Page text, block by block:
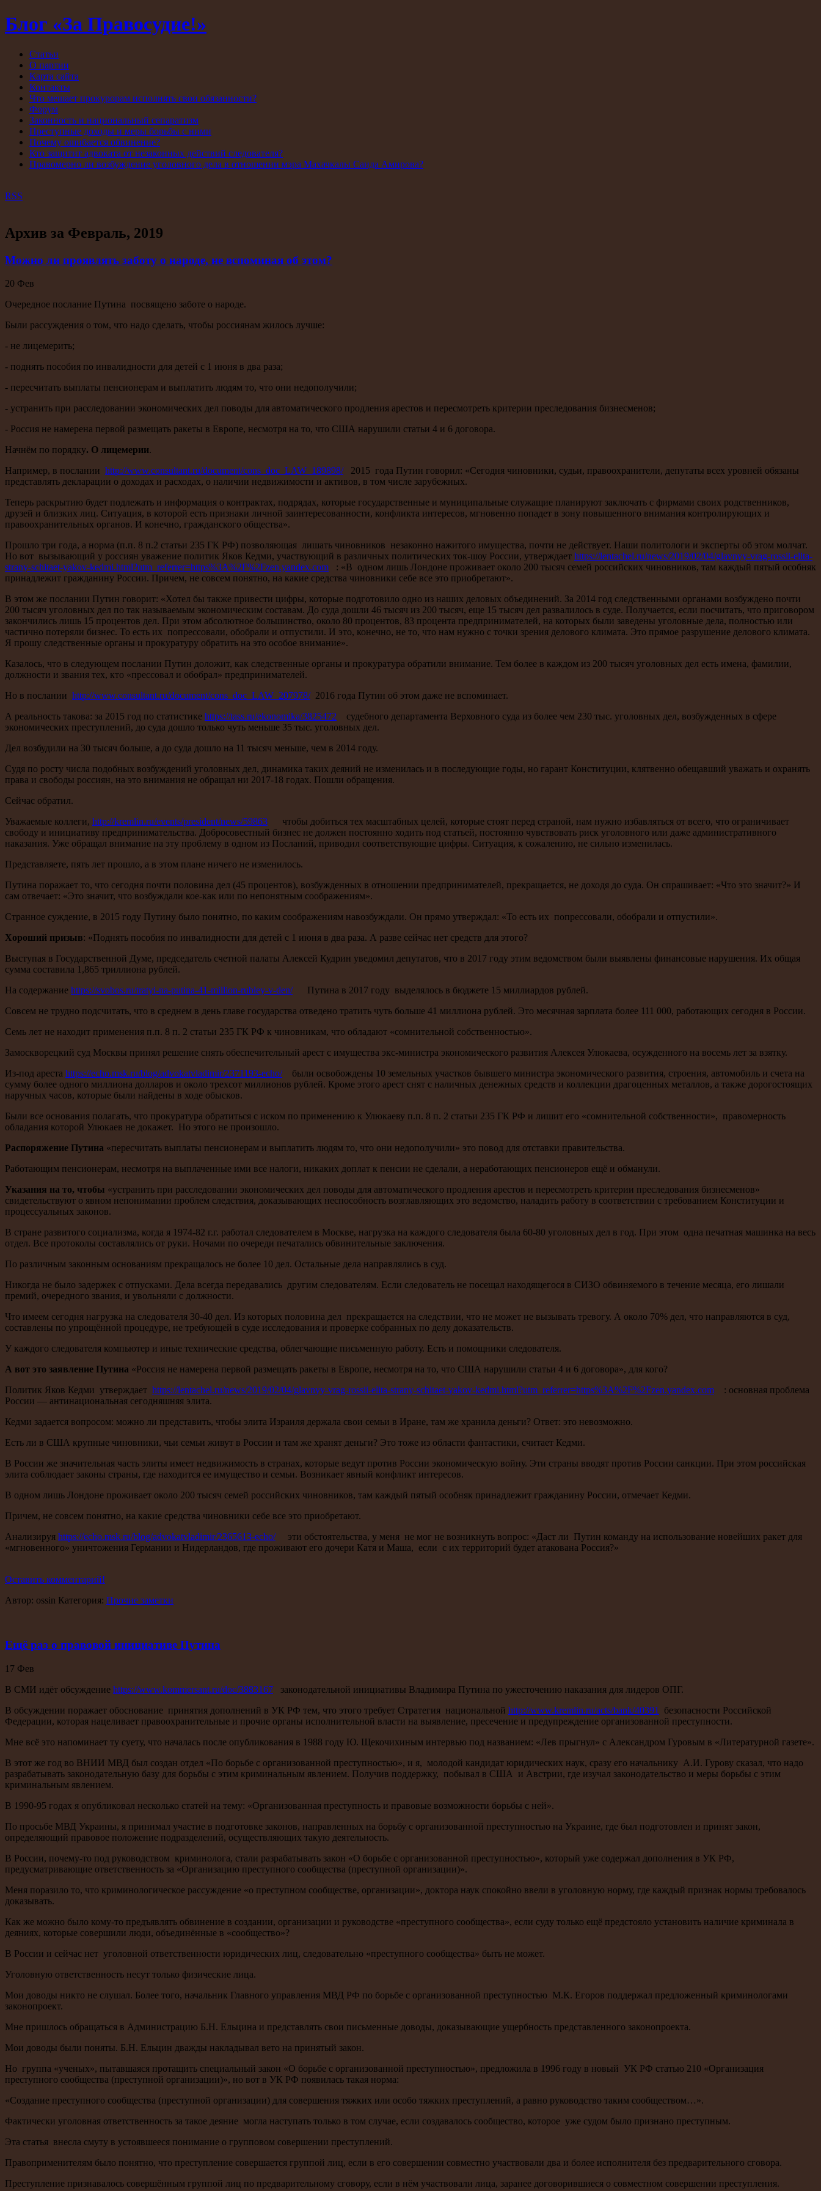
Блог «За Правосудие!»
Статьи
О партии
Карта сайта
Контакты
Что мешает прокурорам исполнять свои обязанности?
Форум
Законность и национальный сепаратизм
Преступные доходы и меры борьбы с ними
Почему ошибается обвинение?
Кто защитит адвоката от незаконных действий следователя?
Правомерно ли возбуждение уголовного дела в отношении мэра Махачкалы Саида Амирова?
RSS
Архив за Февраль, 2019
Можно ли проявлять заботу о народе, не вспоминая об этом?
20 Фев
Очередное послание Путина посвящено заботе о народе.
Были рассуждения о том, что надо сделать, чтобы россиянам жилось лучше:
- не лицемерить;
- поднять пособия по инвалидности для детей с 1 июня в два раза;
- пересчитать выплаты пенсионерам и выплатить людям то, что они недополучили;
- устранить при расследовании экономических дел поводы для автоматического продления арестов и пересмотреть критерии преследования бизнесменов;
- Россия не намерена первой размещать ракеты в Европе, несмотря на то, что США нарушили статьи 4 и 6 договора.
Начнём по порядку. О лицемерии.
Например, в послании http://www.consultant.ru/document/cons_doc_LAW_189898/2015 года Путин говорил: «Сегодня чиновники, судьи, правоохранители, депутаты всех уровней обязаны
представлять декларации о доходах и расходах, о наличии недвижимости и активов, в том числе зарубежных.
Теперь раскрытию будет подлежать и информация о контрактах, подрядах, которые государственные и муниципальные служащие планируют заключать с фирмами своих родственников,
друзей и близких лиц. Ситуация, в которой есть признаки личной заинтересованности, конфликта интересов, мгновенно попадет в зону повышенного внимания контролирующих и
правоохранительных органов. И конечно, гражданского общества».
Прошло три года, а норма (п.п. 8 п.2 статьи 235 ГК РФ) позволяющая лишать чиновников незаконно нажитого имущества, почти не действует. Наши политологи и эксперты об этом молчат.
Но вот вызывающий у россиян уважение политик Яков Кедми, участвующий в различных политических ток-шоу России, утверждает https://lentachel.ru/news/2019/02/04/glavnyy-vrag-rossii-elita-
strany-schitaet-yakov-kedmi.html?utm_referrer=https%3A%2F%2Fzen.yandex.com : «В одном лишь Лондоне проживает около 200 тысяч семей российских чиновников, там каждый пятый особняк
принадлежит гражданину России. Причем, не совсем понятно, на какие средства чиновники себе все это приобретают».
В этом же послании Путин говорит: «Хотел бы также привести цифры, которые подготовило одно из наших деловых объединений. За 2014 год следственными органами возбуждено почти
200 тысяч уголовных дел по так называемым экономическим составам. До суда дошли 46 тысяч из 200 тысяч, еще 15 тысяч дел развалилось в суде. Получается, если посчитать, что приговором
закончились лишь 15 процентов дел. При этом абсолютное большинство, около 80 процентов, 83 процента предпринимателей, на которых были заведены уголовные дела, полностью или
частично потеряли бизнес. То есть их попрессовали, обобрали и отпустили. И это, конечно, не то, что нам нужно с точки зрения делового климата. Это прямое разрушение делового климата.
Я прошу следственные органы и прокуратуру обратить на это особое внимание».
Казалось, что в следующем послании Путин доложит, как следственные органы и прокуратура обратили внимание. Тем более в каждом из 200 тысяч уголовных дел есть имена, фамилии,
должности и звания тех, кто «прессовал и обобрал» предпринимателей.
Но в послании http://www.consultant.ru/document/cons_doc_LAW_207978/2016 года Путин об этом даже не вспоминает.
А реальность такова: за 2015 год по статистике https://tass.ru/ekonomika/3825472 судебного департамента Верховного суда из более чем 230 тыс. уголовных дел, возбужденных в сфере
экономических преступлений, до суда дошло только чуть меньше 35 тыс. уголовных дел.
Дел возбудили на 30 тысяч больше, а до суда дошло на 11 тысяч меньше, чем в 2014 году.
Судя по росту числа подобных возбуждений уголовных дел, динамика таких деяний не изменилась и в последующие годы, но гарант Конституции, клятвенно обещавший уважать и охранять
права и свободы россиян, на это внимания не обращал ни 2017-18 годах. Пошли обращения.
Сейчас обратил.
Уважаемые коллеги, http://kremlin.ru/events/president/news/59863 чтобы добиться тех масштабных целей, которые стоят перед страной, нам нужно избавляться от всего, что ограничивает
свободу и инициативу предпринимательства. Добросовестный бизнес не должен постоянно ходить под статьей, постоянно чувствовать риск уголовного или даже административного
наказания. Уже обращал внимание на эту проблему в одном из Посланий, приводил соответствующие цифры. Ситуация, к сожалению, не сильно изменилась.
Представляете, пять лет прошло, а в этом плане ничего не изменилось.
Путина поражает то, что сегодня почти половина дел (45 процентов), возбужденных в отношении предпринимателей, прекращается, не доходя до суда. Он спрашивает: «Что это значит?» И
сам отвечает: «Это значит, что возбуждали кое-как или по непонятным соображениям».
Странное суждение, в 2015 году Путину было понятно, по каким соображениям навозбуждали. Он прямо утверждал: «То есть их попрессовали, обобрали и отпустили».
Хороший призыв: «Поднять пособия по инвалидности для детей с 1 июня в два раза. А разве сейчас нет средств для этого?
Выступая в Государственной Думе, председатель счетной палаты Алексей Кудрин уведомил депутатов, что в 2017 году этим ведомством были выявлены финансовые нарушения. Их общая
сумма составила 1,865 триллиона рублей.
На содержание https://svobos.ru/tratyi-na-putina-41-million-rubley-v-den/Путина в 2017 году выделялось в бюджете 15 миллиардов рублей.
Совсем не трудно подсчитать, что в среднем в день главе государства отведено тратить чуть больше 41 миллиона рублей. Это месячная зарплата более 111 000, работающих сегодня в России.
Семь лет не находит применения п.п. 8 п. 2 статьи 235 ГК РФ к чиновникам, что обладают «сомнительной собственностью».
Замоскворецкий суд Москвы принял решение снять обеспечительный арест с имущества экс-министра экономического развития Алексея Улюкаева, осужденного на восемь лет за взятку.
Из-под ареста https://echo.msk.ru/blog/advokatvladimir/2371193-echo/были освобождены 10 земельных участков бывшего министра экономического развития, строения, автомобиль и счета на
сумму более одного миллиона долларов и около трехсот миллионов рублей. Кроме этого арест снят с наличных денежных средств и коллекции драгоценных металлов, а также дорогостоящих
наручных часов, которые были найдены в ходе обысков.
Были все основания полагать, что прокуратура обратиться с иском по применению к Улюкаеву п.п. 8 п. 2 статьи 235 ГК РФ и лишит его «сомнительной собственности», правомерность
обладания которой Улюкаев не докажет. Но этого не произошло.
Распоряжение Путина «пересчитать выплаты пенсионерам и выплатить людям то, что они недополучили» это повод для отставки правительства.
Работающим пенсионерам, несмотря на выплаченные ими все налоги, никаких доплат к пенсии не сделали, а неработающих пенсионеров ещё и обманули.
Указания на то, чтобы «устранить при расследовании экономических дел поводы для автоматического продления арестов и пересмотреть критерии преследования бизнесменов»
свидетельствуют о явном непонимании проблем следствия, доказывающих неспособность возглавляющих это ведомство, наладить работу в соответствии с требованием Конституции и
процессуальных законов.
В стране развитого социализма, когда я 1974-82 г.г. работал следователем в Москве, нагрузка на каждого следователя была 60-80 уголовных дел в год. При этом одна печатная машинка на весь
отдел. Все протоколы составлялись от руки. Ночами по очереди печатались обвинительные заключения.
По различным законным основаниям прекращалось не более 10 дел. Остальные дела направлялись в суд.
Никогда не было задержек с отпусками. Дела всегда передавались другим следователям. Если следователь не посещал находящегося в СИЗО обвиняемого в течение месяца, его лишали
премий, очередного звания, и увольняли с должности.
Что имеем сегодня нагрузка на следователя 30-40 дел. Из которых половина дел прекращается на следствии, что не может не вызывать тревогу. А около 70% дел, что направляются в суд,
составлены по упрощённой процедуре, не требующей в суде исследования и проверке собранных по делу доказательств.
У каждого следователя компьютер и иные технические средства, облегчающие письменную работу. Есть и помощники следователя.
А вот это заявление Путина «Россия не намерена первой размещать ракеты в Европе, несмотря на то, что США нарушили статьи 4 и 6 договора», для кого?
Политик Яков Кедми утверждает https://lentachel.ru/news/2019/02/04/glavnyy-vrag-rossii-elita-strany-schitaet-yakov-kedmi.html?utm_referrer=https%3A%2F%2Fzen.yandex.com : основная проблема
России — антинациональная сегодняшняя элита.
Кедми задается вопросом: можно ли представить, чтобы элита Израиля держала свои семьи в Иране, там же хранила деньги? Ответ: это невозможно.
Есть ли в США крупные чиновники, чьи семьи живут в России и там же хранят деньги? Это тоже из области фантастики, считает Кедми.
В России же значительная часть элиты имеет недвижимость в странах, которые ведут против России экономическую войну. Эти страны вводят против России санкции. При этом российская
элита соблюдает законы страны, где находится ее имущество и семьи. Возникает явный конфликт интересов.
В одном лишь Лондоне проживает около 200 тысяч семей российских чиновников, там каждый пятый особняк принадлежит гражданину России, отмечает Кедми.
Причем, не совсем понятно, на какие средства чиновники себе все это приобретают.
Анализируя https://echo.msk.ru/blog/advokatvladimir/2365613-echo/эти обстоятельства, у меня не мог не возникнуть вопрос: «Даст ли Путин команду на использование новейших ракет для
«мгновенного» уничтожения Германии и Нидерландов, где проживают его дочери Катя и Маша, если с их территорий будет атакована Россия?»
Оставить комментарий!
Автор: ossin Категория: Прочие заметки
Ещё раз о правовой инициативе Путина
17 Фев
В СМИ идёт обсуждение https://www.kommersant.ru/doc/3883167 законодательной инициативы Владимира Путина по ужесточению наказания для лидеров ОПГ.
В обсуждении поражает обоснование принятия дополнений в УК РФ тем, что этого требует Стратегия национальной http://www.kremlin.ru/acts/bank/40391
безопасности Российской
Федерации, которая нацеливает правоохранительные и прочие органы исполнительной власти на выявление, пресечение и предупреждение организованной преступности.
Мне всё это напоминает ту суету, что началась после опубликования в 1988 году Ю. Щекочихиным интервью под названием: «Лев прыгнул» с Александром Гуровым в «Литературной газете».
В этот же год во ВНИИ МВД был создан отдел «По борьбе с организованной преступностью», и я, молодой кандидат юридических наук, сразу его начальнику А.И. Гурову сказал, что надо
разрабатывать законодательную базу для борьбы с этим криминальным явлением. Получив поддержку, побывал в США и Австрии, где изучал законодательство и меры борьбы с этим
криминальным явлением.
В 1990-95 годах я опубликовал несколько статей на тему: «Организованная преступность и правовые возможности борьбы с ней».
По просьбе МВД Украины, я принимал участие в подготовке законов, направленных на борьбу с организованной преступностью на Украине, где был подготовлен и принят закон,
определяющий правовое положение подразделений, осуществляющих такую деятельность.
В России, почему-то под руководством криминолога, стали разрабатывать закон «О борьбе с организованной преступностью», который уже содержал дополнения в УК РФ,
предусматривающие ответственность за «Организацию преступного сообщества (преступной организации)».
Меня поразило то, что криминологическое рассуждение «о преступном сообществе, организации», доктора наук спокойно ввели в уголовную норму, где каждый признак нормы требовалось
доказывать.
Как же можно было кому-то предъявлять обвинение в создании, организации и руководстве «преступного сообщества», если суду только ещё предстояло установить наличие криминала в
деяниях, которые совершили люди, объединённые в «сообщество»?
В России и сейчас нет уголовной ответственности юридических лиц, следовательно «преступного сообщества» быть не может.
Уголовную ответственность несут только физические лица.
Мои доводы никто не слушал. Более того, начальник Главного управления МВД РФ по борьбе с организованной преступностью М.К. Егоров поддержал предложенный криминологами
законопроект.
Мне пришлось обращаться в Администрацию Б.Н. Ельцина и представлять свои письменные доводы, доказывающие ущербность представленного законопроекта.
Мои доводы были поняты. Б.Н. Ельцин дважды накладывал вето на принятый закон.
Но группа «ученых», пытавшаяся протащить специальный закон «О борьбе с организованной преступностью», предложила в 1996 году в новый УК РФ статью 210 «Организация
преступного сообщества (преступной организации)», но вот в УК РФ появилась такая норма:
«Создание преступного сообщества (преступной организации) для совершения тяжких или особо тяжких преступлений, а равно руководство таким сообществом…».
Фактически уголовная ответственность за такое деяние могла наступать только в том случае, если создавалось сообщество, которое уже судом было признано преступным.
Эта статья внесла смуту в устоявшееся понимание о групповом совершении преступлений.
Правоприменителям было понятно, что преступление совершается группой лиц, если в его совершении совместно участвовали два и более исполнителя без предварительного сговора.
Преступление признавалось совершённым группой лиц по предварительному сговору, если в нём участвовали лица, заранее договорившиеся о совместном совершении преступления.